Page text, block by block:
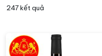
247 kết quả